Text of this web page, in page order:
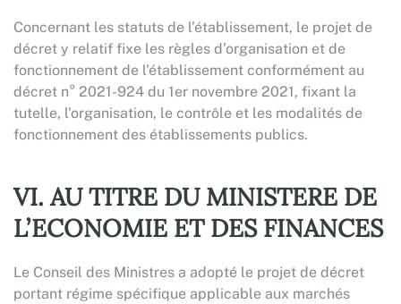
Concernant les statuts de l’établissement, le projet de
décret y relatif fixe les règles d’organisation et de
fonctionnement de l’établissement conformément au
décret n° 2021-924 du 1er novembre 2021, fixant la
tutelle, l’organisation, le contrôle et les modalités de
fonctionnement des établissements publics.
VI. AU TITRE DU MINISTERE DE
L’ECONOMIE ET DES FINANCES
Le Conseil des Ministres a adopté le projet de décret
portant régime spécifique applicable aux marchés